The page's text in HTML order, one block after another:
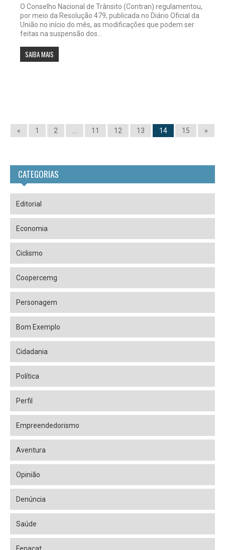
O Conselho Nacional de Trânsito (Contran) regulamentou,
por meio da Resolução 479, publicada no Diário Oficial da
União no início do mês, as modificações que podem ser
feitas na suspensão dos...
SAIBA MAIS
« 1 2 11 12 13 14 15 »
CATEGORIAS
Editorial
Economia
Ciclismo
Coopercemg
Personagem
Bom Exemplo
Cidadania
Política
Perfil
Empreendedorismo
Aventura
Opinião
Denúncia
Saúde